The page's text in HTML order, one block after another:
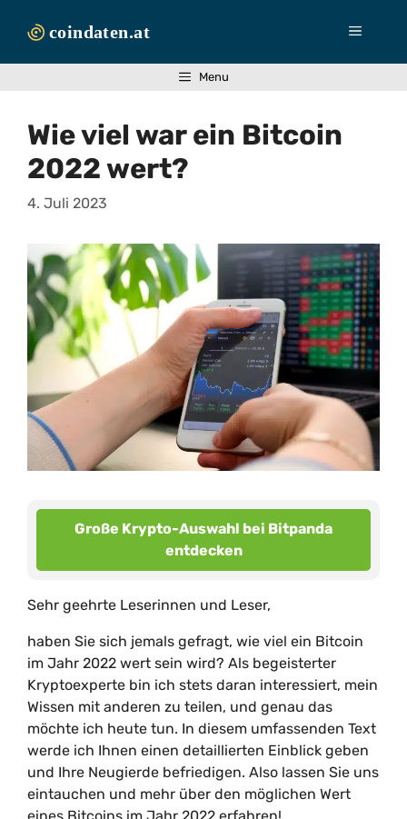
Inhalt
Menü
Menu
Wie viel war ein Bitcoin
2022 wert?
4. Juli 2023
Große Krypto-Auswahl bei Bitpanda
entdecken
Sehr geehrte Leserinnen und Leser,
haben Sie sich jemals gefragt, wie viel ein Bitcoin
im Jahr 2022 wert sein wird? Als begeisterter
Kryptoexperte bin ich stets daran interessiert, mein
Wissen mit anderen zu teilen, und genau das
möchte ich heute tun. In diesem umfassenden Text
werde ich Ihnen einen detaillierten Einblick geben
und Ihre Neugierde befriedigen. Also lassen Sie uns
eintauchen und mehr über den möglichen Wert